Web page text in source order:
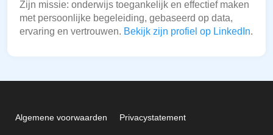
Zijn missie: onderwijs toegankelijk en effectief maken
met persoonlijke begeleiding, gebaseerd op data,
ervaring en vertrouwen. Bekijk zijn profiel op LinkedIn.
Algemene voorwaarden Privacystatement